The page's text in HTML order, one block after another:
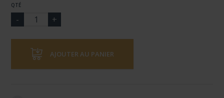
QTÉ
AJOUTER AU PANIER